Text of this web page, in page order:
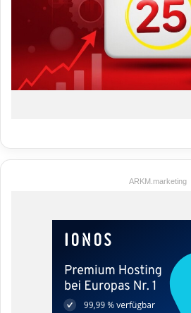
ARKM.marketing